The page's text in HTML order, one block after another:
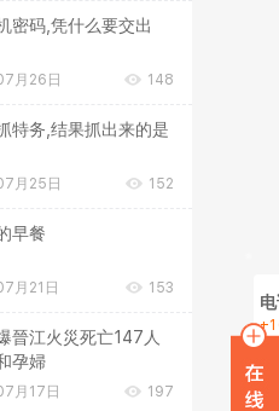
密码,凭什么要交出
月26日 148
特务,结果抓出来的是
月25日 152
早餐
月21日 153
晉江火災死亡147人
孕婦
月17日 197